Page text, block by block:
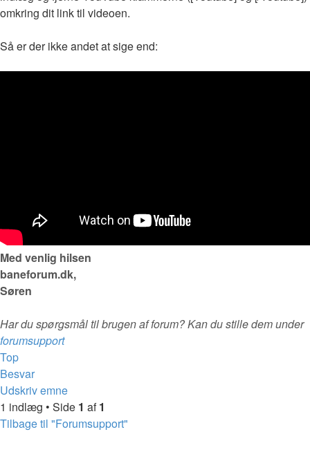
omkring dit link til videoen.
Så er der ikke andet at sige end:
Med venlig hilsen
baneforum.dk,
Søren
Har du spørgsmål til brugen af forum? Kan du stille dem under
forumsupport
Top
Besvar
Udskriv emne
1 indlæg • Side 1 af1
Tilbage til "Forumsupport"